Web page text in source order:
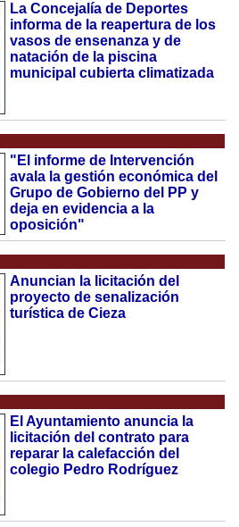
La Concejalía de Deportes
informa de la reapertura de los
vasos de ensenanza y de
natación de la piscina
municipal cubierta climatizada
"El informe de Intervención
avala la gestión económica del
Grupo de Gobierno del PP y
deja en evidencia a la
oposición"
Anuncian la licitación del
proyecto de senalización
turística de Cieza
El Ayuntamiento anuncia la
licitación del contrato para
reparar la calefacción del
colegio Pedro Rodríguez